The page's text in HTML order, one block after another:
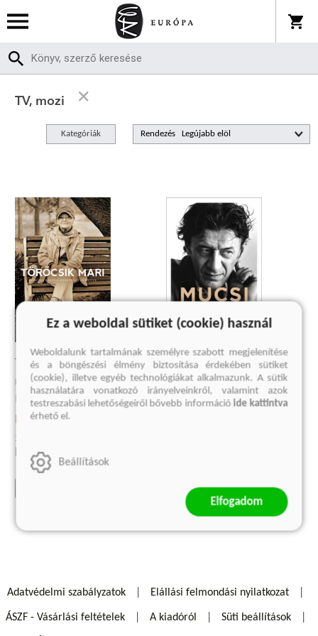
TV, mozi
Kategóriák Rendezés
TÖRŐCSIK MARI
Bérczes László beszélgetőkönyve
Bérczes László, Törőcsik Mari
Kötött ár:
5 939 Ft
Eredeti ár:
MUCSI ZOLTÁN - BÉRCZES
LÁSZLÓ BESZÉLGETŐKÖNYVE
Bérczes László
kosárba
Adatvédelmi szabályzatok Elállási felmondási nyilatkozat
ÁSZF - Vásárlási feltételek A kiadóról Süti beállítások
Ez a weboldal sütiket (cookie) használ
Weboldalunk tartalmának személyre szabott megjelenítése
és a böngészési élmény biztosítása érdekében sütiket
(cookie), illetve egyéb technológiákat alkalmazunk. A sütik
használatára vonatkozó irányelveinkről, valamint azok
testreszabási lehetőségeiről bővebb információ ide kattintva
érhető el.
Beállítások
Elfogadom